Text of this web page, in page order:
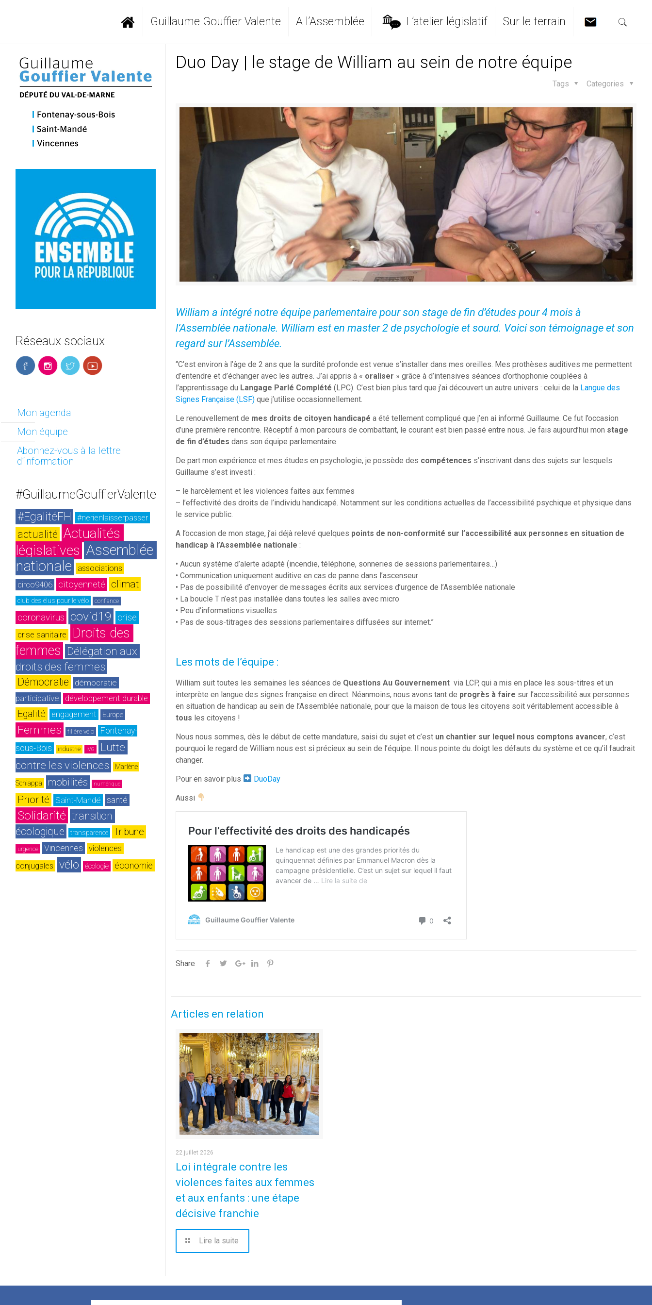
Guillaume Gouffier Valente A l’Assemblée L’atelier législatif Sur le terrain
Duo Day | le stage de William au sein de notre équipe
Categories
Tags
William a intégré notre équipe parlementaire pour son stage de fin d’études pour 4 mois à
l’Assemblée nationale. William est en master 2 de psychologie et sourd. Voici son témoignage et son
regard sur l’Assemblée.
“C’est environ à l’âge de 2 ans que la surdité profonde est venue s’installer dans mes oreilles. Mes prothèses auditives me permettent
d’entendre et d’échanger avec les autres. J’ai appris à « oraliser » grâce à d’intensives séances d’orthophonie couplées à
l’apprentissage du Langage Parlé Complété (LPC). C’est bien plus tard que j’ai découvert un autre univers : celui de la Langue des
Signes Française (LSF)que j’utilise occasionnellement.
Le renouvellement de mes droits de citoyen handicapé a été tellement compliqué que j’en ai informé Guillaume. Ce fut l’occasion
d’une première rencontre. Réceptif à mon parcours de combattant, le courant est bien passé entre nous. Je fais aujourd’hui mon stage
de fin d’études dans son équipe parlementaire.
De part mon expérience et mes études en psychologie, je possède des compétences s’inscrivant dans des sujets sur lesquels
Guillaume s’est investi :
– le harcèlement et les violences faites aux femmes
– l’effectivité des droits de l’individu handicapé. Notamment sur les conditions actuelles de l’accessibilité psychique et physique dans
le service public.
A l’occasion de mon stage, j’ai déjà relevé quelques points de non-conformité sur l’accessibilité aux personnes en situation de
handicap à l’Assemblée nationale :
• Aucun système d’alerte adapté (incendie, téléphone, sonneries de sessions parlementaires…)
• Communication uniquement auditive en cas de panne dans l’ascenseur
• Pas de possibilité d’envoyer de messages écrits aux services d’urgence de l’Assemblée nationale
• La boucle T n’est pas installée dans toutes les salles avec micro
• Peu d’informations visuelles
• Pas de sous-titrages des sessions parlementaires diffusées sur internet.”
Les mots de l’équipe :
William suit toutes les semaines les séances de Questions Au Gouvernementvia LCP, qui a mis en place les sous-titres et un
interprète en langue des signes française en direct. Néanmoins, nous avons tant de progrès à faire sur l’accessibilité aux personnes
en situation de handicap au sein de l’Assemblée nationale, pour que la maison de tous les citoyens soit véritablement accessible à
tous les citoyens !
Nous nous sommes, dès le début de cette mandature, saisi du sujet et c’est un chantier sur lequel nous comptons avancer, c’est
pourquoi le regard de William nous est si précieux au sein de l’équipe. Il nous pointe du doigt les défauts du système et ce qu’il faudrait
changer.
Pour en savoir plus DuoDay
Aussi
Share
Articles en relation
22 juillet 2026
Loi intégrale contre les
violences faites aux femmes
et aux enfants : une étape
décisive franchie
Lire la suite
Réseaux sociaux
Mon agenda
Mon équipe
Abonnez-vous à la lettre
d’information
#GuillaumeGouffierValente
#EgalitéFH #nerienlaisserpasser
actualité Actualités
législatives Assemblée
nationale
associations
circo9406
citoyenneté climat
club des élus pour le vélo confiance
coronavirus covid19 crise
crise sanitaire
Droits des
femmes
Délégation aux
droits des femmes
Démocratie
démocratie
participative
développement durable
Egalité engagement Europe
Femmes filière vélo
Fontenay-
sous-Bois
industrie IVG
Lutte
contre les violences
Marlène
Schiappa mobilités numérique
Priorité Saint-Mandé santé
Solidarité transition
écologique
transparence Tribune
urgence Vincennes
violences
conjugales
vélo écologie économie